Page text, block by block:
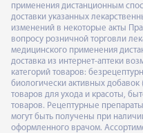
применения дистанционным
доставки указанных
изменений в некоторые акты
вопросу розничной торговли
медицинского применения
доставка из интернет-аптеки
категорий товаров:
биологически активных
товаров для ухода и красоты,
товаров. Рецептурные
могут быть получены при
оформленного врачом.